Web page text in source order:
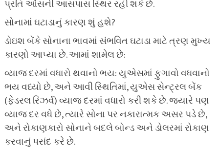
પ્રતિ ઔંસની આસપાસ સ્થિર રહી શકે છે.
સોનામાં ઘટાડાનું કારણ શું હશે?
ડોઇશ બેંકે સોનાના ભાવમાં સંભવિત ઘટાડા માટે ત્રણ મુખ્ય
કારણો આપ્યા છે. આમાં શામેલ છે:
વ્યાજ દરમાં વધારો થવાનો ભય: યુએસમાં ફુગાવો વધવાનો
ભય વધ્યો છે, અને આવી સ્થિતિમાં, યુએસ સેન્ટ્રલ બેંક
(ફેડરલ રિઝર્વ) વ્યાજ દરમાં વધારો કરી શકે છે. જ્યારે પણ
વ્યાજ દર વધે છે, ત્યારે સોના પર નકારાત્મક અસર પડે છે,
અને રોકાણકારો સોનાને બદલે બોન્ડ અને ડોલરમાં રોકાણ
કરવાનું પસંદ કરે છે.